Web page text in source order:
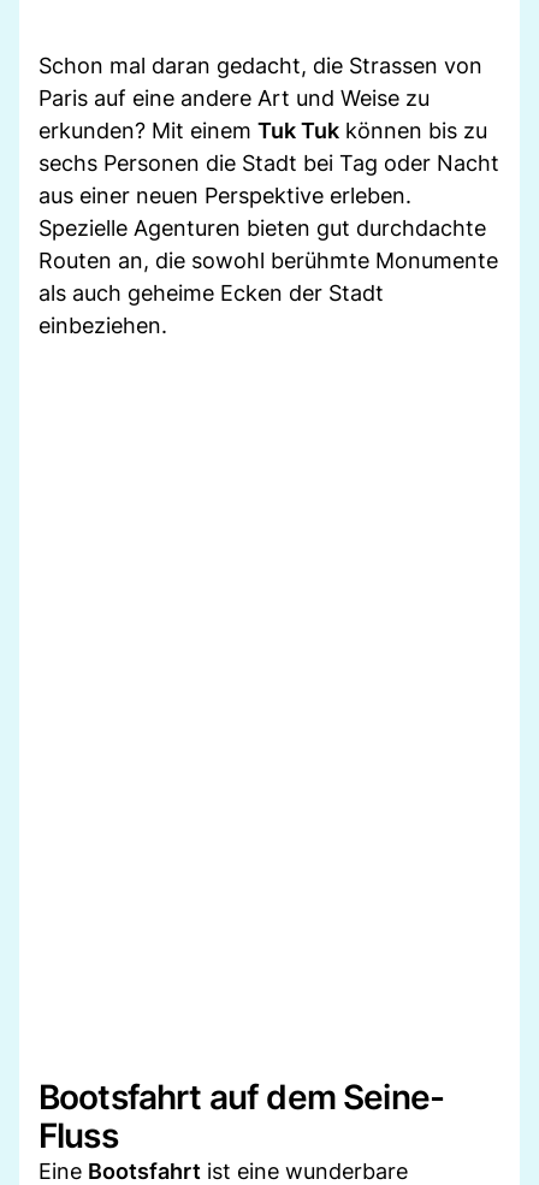
Schon mal daran gedacht, die Strassen von
Paris auf eine andere Art und Weise zu
erkunden? Mit einem Tuk Tuk können bis zu
sechs Personen die Stadt bei Tag oder Nacht
aus einer neuen Perspektive erleben.
Spezielle Agenturen bieten gut durchdachte
Routen an, die sowohl berühmte Monumente
als auch geheime Ecken der Stadt
einbeziehen.
Bootsfahrt auf dem Seine-
Fluss
Eine Bootsfahrt ist eine wunderbare